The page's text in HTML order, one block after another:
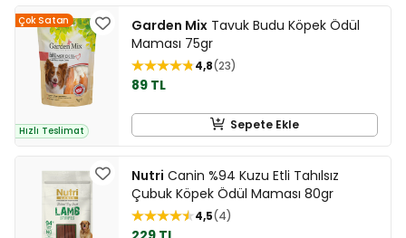
Çok Satan
Hızlı Teslimat
Garden Mix Tavuk Budu Köpek Ödül
Maması 75gr
4,8 23
89 TL
Sepete Ekle
Nutri Canin %94 Kuzu Etli Tahılsız
Çubuk Köpek Ödül Maması 80gr
4,5 4